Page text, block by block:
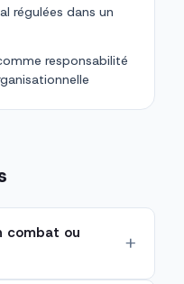
régulées dans un
responsabilité
combat ou